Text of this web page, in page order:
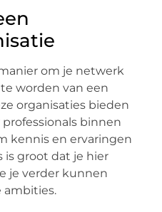
om je netwerk
worden van een
organisaties bieden
binnen
kennis en ervaringen
is groot dat je hier
je verder kunnen
ambities.